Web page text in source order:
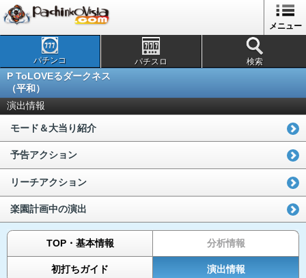
メニュー
パチンコ パチスロ 検索
P ToLOVEるダークネス
（平和）
演出情報
モード＆大当り紹介
予告アクション
リーチアクション
楽園計画中の演出
TOP・基本情報 分析情報
初打ちガイド 演出情報